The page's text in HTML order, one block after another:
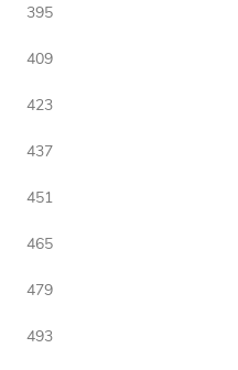
395
409
423
437
451
465
479
493